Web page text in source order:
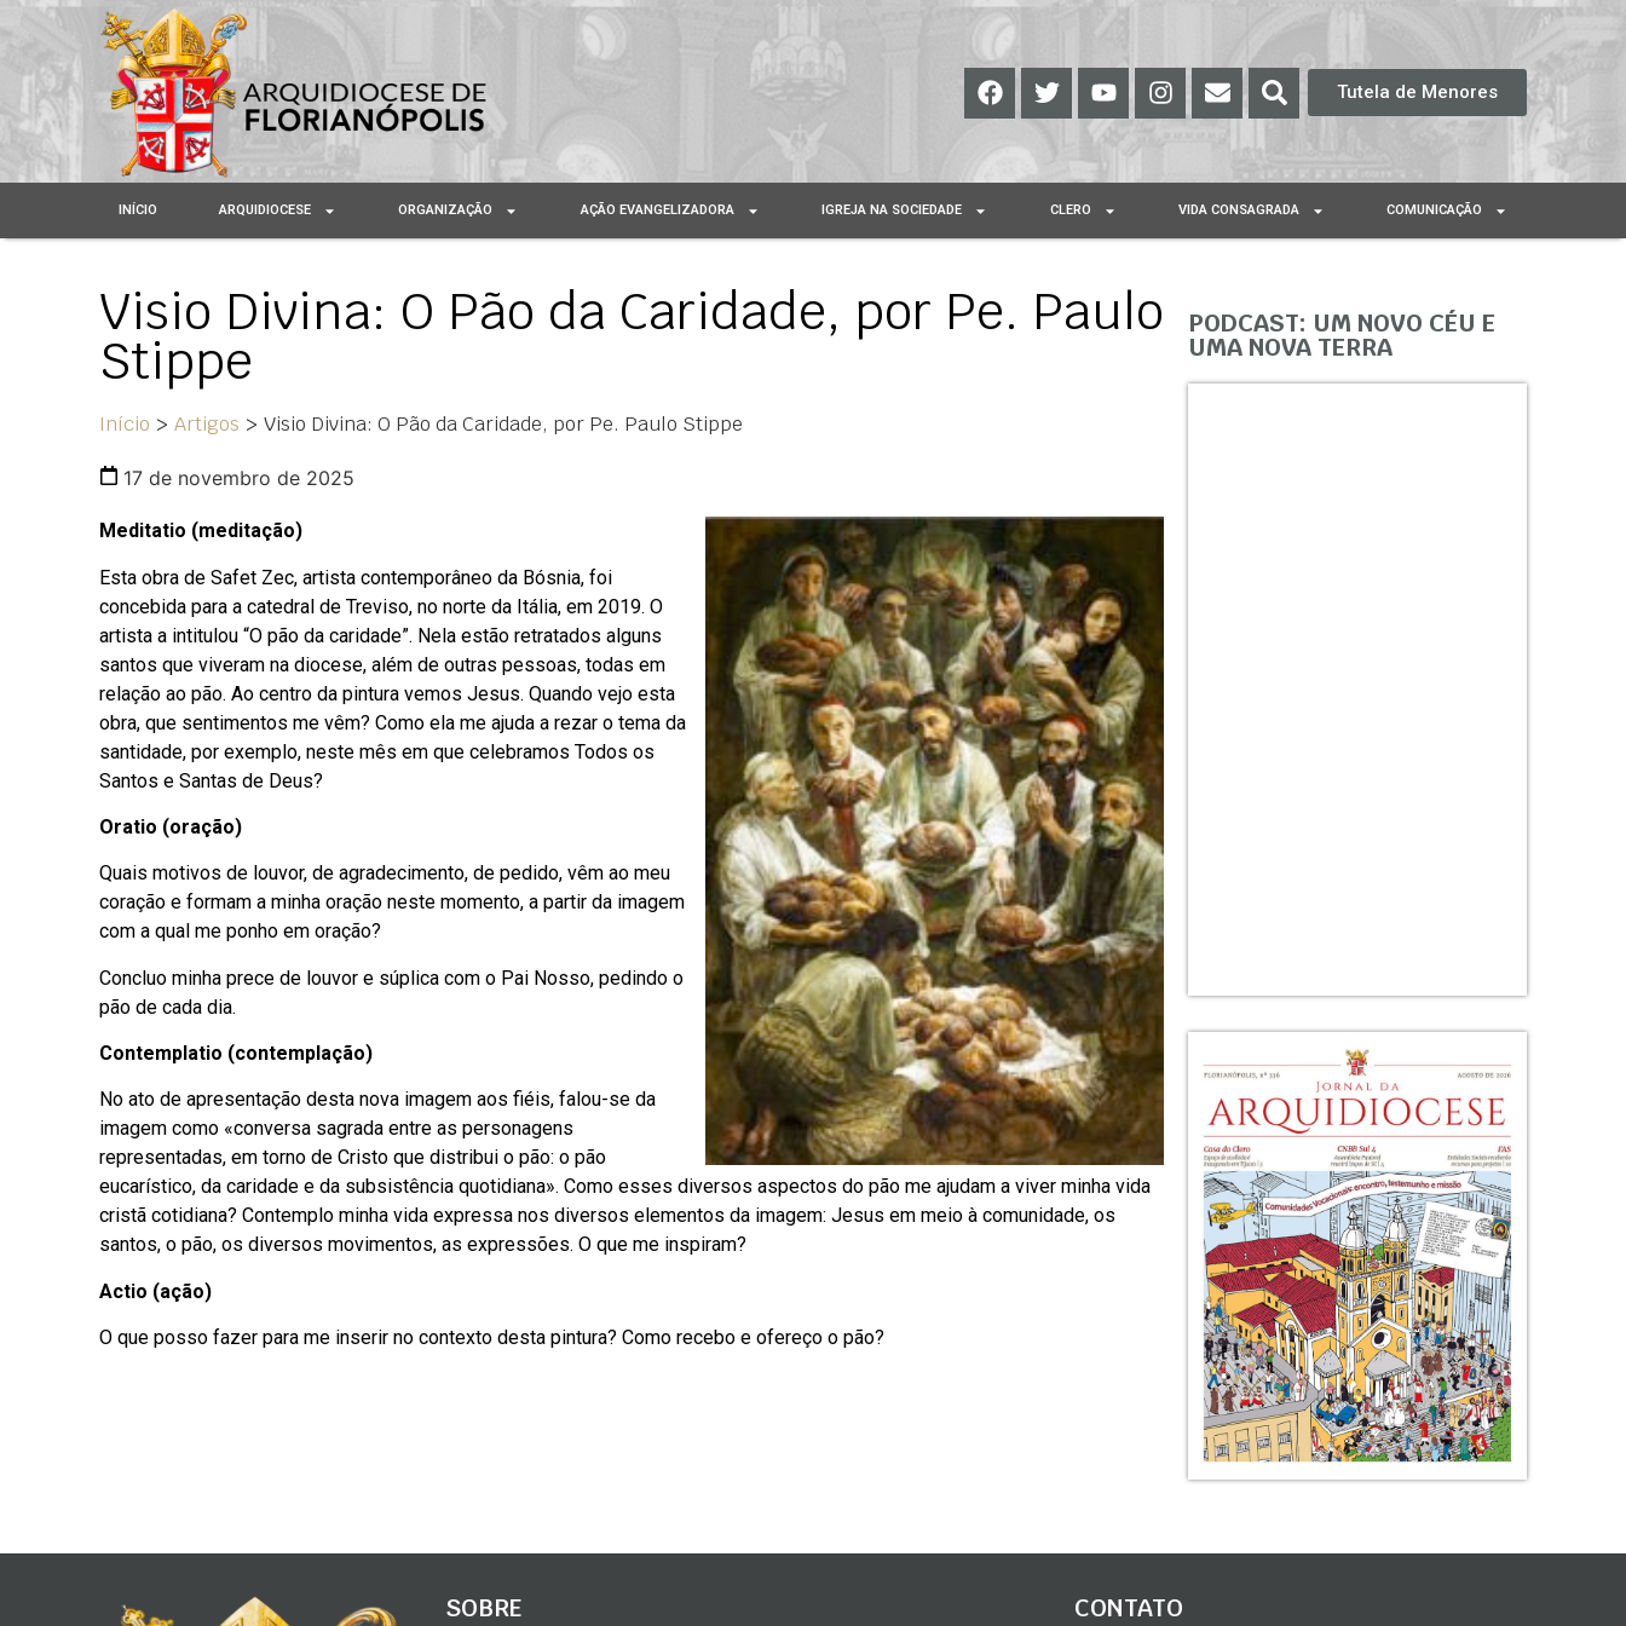
Tutela de Menores
INÍCIO ARQUIDIOCESE ORGANIZAÇÃO AÇÃO EVANGELIZADORA IGREJA NA SOCIEDADE CLERO VIDA CONSAGRADA COMUNICAÇÃO
Visio Divina: O Pão da Caridade, por Pe. Paulo
Stippe
Início > Artigos > Visio Divina: O Pão da Caridade, por Pe. Paulo Stippe
17 de novembro de 2025
Meditatio (meditação)
Esta obra de Safet Zec, artista contemporâneo da Bósnia, foi
concebida para a catedral de Treviso, no norte da Itália, em 2019. O
artista a intitulou “O pão da caridade”. Nela estão retratados alguns
santos que viveram na diocese, além de outras pessoas, todas em
relação ao pão. Ao centro da pintura vemos Jesus. Quando vejo esta
obra, que sentimentos me vêm? Como ela me ajuda a rezar o tema da
santidade, por exemplo, neste mês em que celebramos Todos os
Santos e Santas de Deus?
Oratio (oração)
Quais motivos de louvor, de agradecimento, de pedido, vêm ao meu
coração e formam a minha oração neste momento, a partir da imagem
com a qual me ponho em oração?
Concluo minha prece de louvor e súplica com o Pai Nosso, pedindo o
pão de cada dia.
Contemplatio (contemplação)
No ato de apresentação desta nova imagem aos fiéis, falou-se da
imagem como «conversa sagrada entre as personagens
representadas, em torno de Cristo que distribui o pão: o pão
eucarístico, da caridade e da subsistência quotidiana». Como esses diversos aspectos do pão me ajudam a viver minha vida
cristã cotidiana? Contemplo minha vida expressa nos diversos elementos da imagem: Jesus em meio à comunidade, os
santos, o pão, os diversos movimentos, as expressões. O que me inspiram?
Actio (ação)
O que posso fazer para me inserir no contexto desta pintura? Como recebo e ofereço o pão?
PODCAST: UM NOVO CÉU E
UMA NOVA TERRA
SOBRE CONTATO